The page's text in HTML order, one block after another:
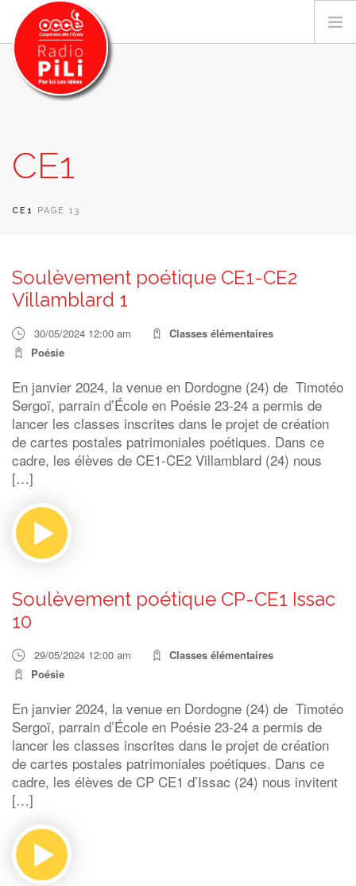
GRILLE DES PROGRAMMES
EMISSIONS / PODCASTS
RECHERCHER
CE1
CE1 PAGE 13
Soulèvement poétique CE1-CE2
Villamblard 1
30/05/2024 12:00 am
Classes élémentaires
Poésie
En janvier 2024, la venue en Dordogne (24) de Timotéo
Sergoï, parrain d’École en Poésie 23-24 a permis de
lancer les classes inscrites dans le projet de création
de cartes postales patrimoniales poétiques. Dans ce
cadre, les élèves de CE1-CE2 Villamblard (24) nous
[…]
Soulèvement poétique CP-CE1 Issac
10
29/05/2024 12:00 am
Classes élémentaires
Poésie
En janvier 2024, la venue en Dordogne (24) de Timotéo
Sergoï, parrain d’École en Poésie 23-24 a permis de
lancer les classes inscrites dans le projet de création
de cartes postales patrimoniales poétiques. Dans ce
cadre, les élèves de CP CE1 d’Issac (24) nous invitent
[…]